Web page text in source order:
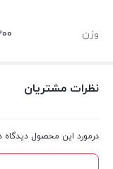
وزن 300
نظرات مشتریان
درمورد این محصول دیدگاه